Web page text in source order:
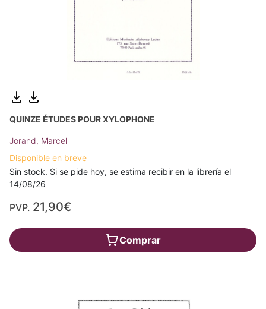
QUINZE ÉTUDES POUR XYLOPHONE
Jorand, Marcel
Disponible en breve
Sin stock. Si se pide hoy, se estima recibir en la librería el
14/08/26
PVP. 21,90€
Comprar